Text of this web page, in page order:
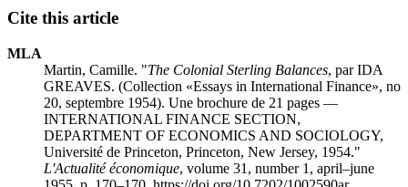
Cite this article
MLA
Martin, Camille. "The Colonial Sterling Balances, par IDA
GREAVES. (Collection «Essays in International Finance», no
20, septembre 1954). Une brochure de 21 pages —
INTERNATIONAL FINANCE SECTION,
DEPARTMENT OF ECONOMICS AND SOCIOLOGY,
Université de Princeton, Princeton, New Jersey, 1954."
L'Actualité économique, volume 31, number 1, april–june